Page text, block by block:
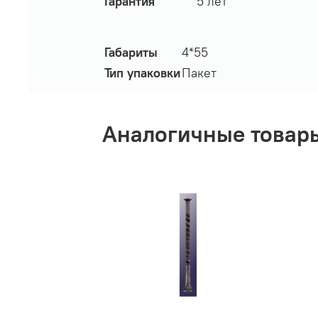
Габариты
4*55
Тип упаковкиПакет
Аналогичные